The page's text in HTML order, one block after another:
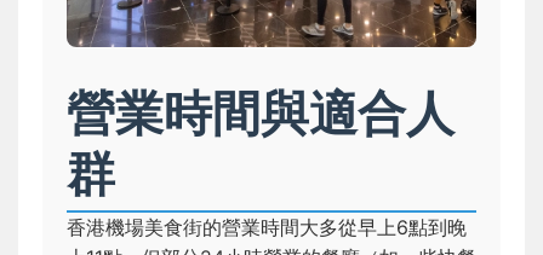
營業時間與適合人
群
香港機場美食街的營業時間大多從早上6點到晚